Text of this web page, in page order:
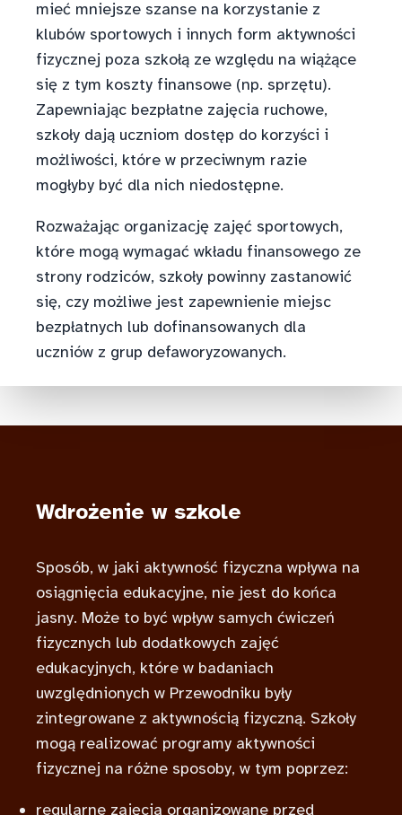
mieć mniejsze szanse na korzystanie z
klubów sportowych i innych form aktywności
fizycznej poza szkołą ze względu na wiążące
się z tym koszty finansowe (np. sprzętu).
Zapewniając bezpłatne zajęcia ruchowe,
szkoły dają uczniom dostęp do korzyści i
możliwości, które w przeciwnym razie
mogłyby być dla nich niedostępne.
Rozważając organizację zajęć sportowych,
które mogą wymagać wkładu finansowego ze
strony rodziców, szkoły powinny zastanowić
się, czy możliwe jest zapewnienie miejsc
bezpłatnych lub dofinansowanych dla
uczniów z grup defaworyzowanych.
Wdrożenie w szkole
Sposób, w jaki aktywność fizyczna wpływa na
osiągnięcia edukacyjne, nie jest do końca
jasny. Może to być wpływ samych ćwiczeń
fizycznych lub dodatkowych zajęć
edukacyjnych, które w badaniach
uwzględnionych w Przewodniku były
zintegrowane z aktywnością fizyczną. Szkoły
mogą realizować programy aktywności
fizycznej na różne sposoby, w tym poprzez:
regularne zajęcia organizowane przed